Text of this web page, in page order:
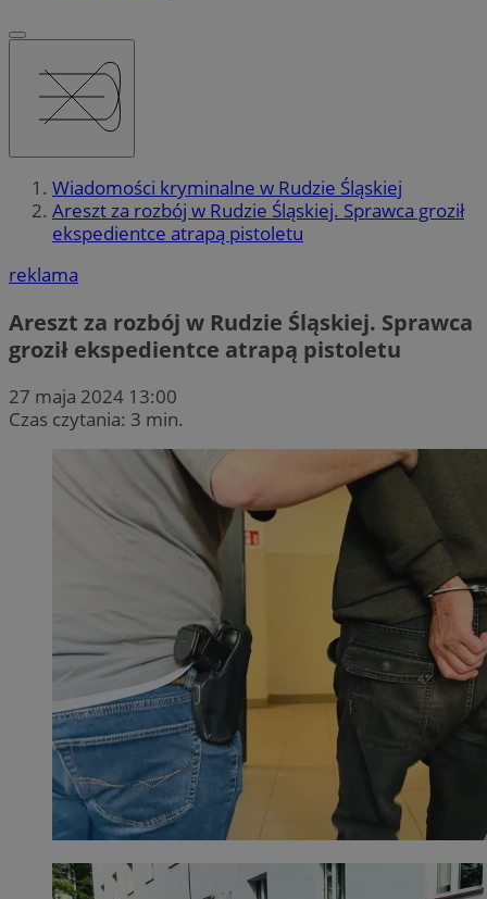
Wiadomości kryminalne w Rudzie Śląskiej
Areszt za rozbój w Rudzie Śląskiej. Sprawca groził
ekspedientce atrapą pistoletu
reklama
Areszt za rozbój w Rudzie Śląskiej. Sprawca
groził ekspedientce atrapą pistoletu
27 maja 2024 13:00
Czas czytania: 3 min.